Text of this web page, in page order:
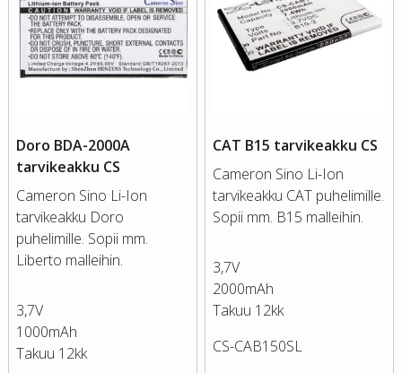
Doro BDA-2000A
tarvikeakku CS
Cameron Sino Li-Ion
tarvikeakku Doro
puhelimille. Sopii mm.
Liberto malleihin.
3,7V
1000mAh
Takuu 12kk
CAT B15 tarvikeakku CS
Cameron Sino Li-Ion
tarvikeakku CAT puhelimille.
Sopii mm. B15 malleihin.
3,7V
2000mAh
Takuu 12kk
CS-CAB150SL